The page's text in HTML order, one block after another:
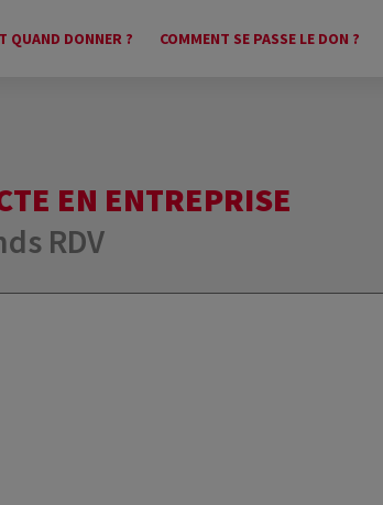
QUAND DONNER ? COMMENT SE PASSE LE DON ?
EN ENTREPRISE
RDV